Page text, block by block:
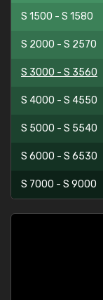
S 1500 - S 1580
S 2000 - S 2570
S 3000 - S 3560
S 4000 - S 4550
S 5000 - S 5540
S 6000 - S 6530
S 7000 - S 9000